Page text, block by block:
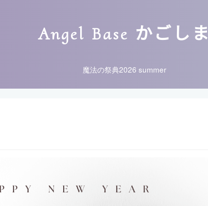
Angel Base かごしま
魔法の祭典2026 summer